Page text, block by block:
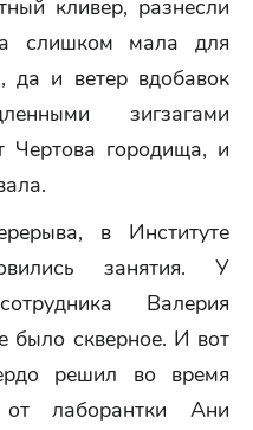
кливер, разнесли
слишком мала для
да и ветер вдобавок
зигзагами
Чертова городища, и
в Институте
занятия. У
Валерия
было скверное. И вот
решил во время
от лаборантки Ани